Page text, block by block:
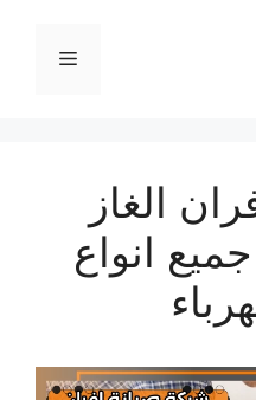
القائمة
الغاز
انواع